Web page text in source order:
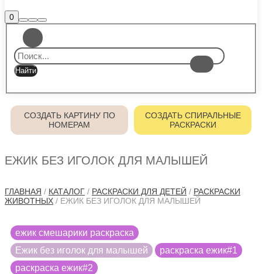
0Боковая
панель
магазина
Найти
Больше
информации
Главное
меню
СОЗДАТЬ КАРТИНУ ПО
НОМЕРАМ
СОЗДАТЬ СПИРАЛЬНЫЕ
РАСКРАСКИ
ЕЖИК БЕЗ ИГОЛОК ДЛЯ МАЛЫШЕЙ
ГЛАВНАЯ / КАТАЛОГ / РАСКРАСКИ ДЛЯ ДЕТЕЙ / РАСКРАСКИ
ЖИВОТНЫХ / ЕЖИК БЕЗ ИГОЛОК ДЛЯ МАЛЫШЕЙ
ежик смешарики раскраска
Ежик без иголок для малышей
раскраска ежик#1
раскраска ежик#2